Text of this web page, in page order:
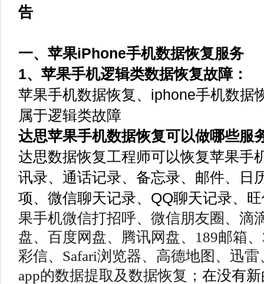
告
一、苹果iPhone手机数据恢复服务
1、苹果手机逻辑类数据恢复故障：
苹果手机数据恢复、iphone手机数据
属于逻辑类故障
达思苹果手机数据恢复可以做哪些服
达思数据恢复工程师可以恢复苹果手
讯录、通话记录、备忘录、邮件、日
项、微信聊天记录、QQ聊天记录、
果手机微信打招呼、微信朋友圈、滴
盘、百度网盘、腾讯网盘、189邮箱
彩信、Safari浏览器、高德地图、迅
app的数据提取及数据恢复； 在没有